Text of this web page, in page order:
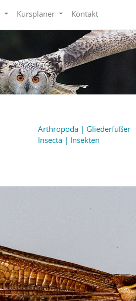
Kursplaner Kontakt
Arthropoda | Gliederfüßer
Insecta | Insekten